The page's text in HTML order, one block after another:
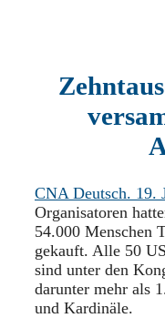
CNA Deutsch. 19.
Organisatoren
54.000 Menschen
gekauft. Alle 50
sind unter den
darunter mehr als
und Kardinäle.